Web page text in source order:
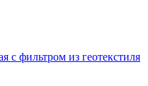
с фильтром из геотекстиля